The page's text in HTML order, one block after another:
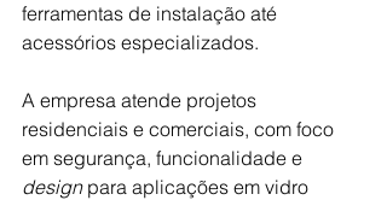
ferramentas de instalação até
acessórios especializados.
A empresa atende projetos
residenciais e comerciais, com foco
em segurança, funcionalidade e
design para aplicações em vidro